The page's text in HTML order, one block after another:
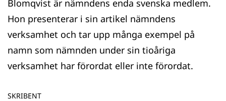
Blomqvist är nämndens enda svenska medlem.
Hon presenterar i sin artikel nämndens
verksamhet och tar upp många exempel på
namn som nämnden under sin tioåriga
verksamhet har förordat eller inte förordat.
SKRIBENT